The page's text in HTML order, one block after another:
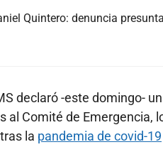
Quintero: denuncia
declaró -este domingo-
Comité de Emergencia,
la pandemia de covid-19